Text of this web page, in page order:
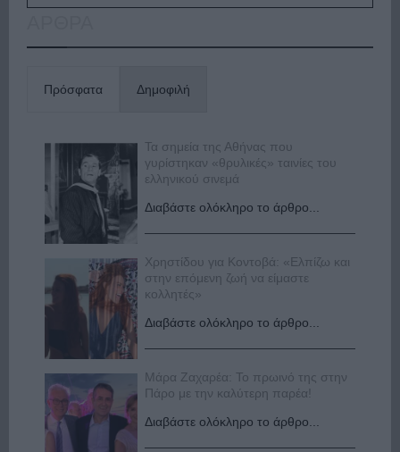
Πρόσφατα Δημοφιλή
Τα σημεία της Αθήνας που
γυρίστηκαν «θρυλικές» ταινίες του
ελληνικού σινεμά
Διαβάστε ολόκληρο το άρθρο...
Χρηστίδου για Κοντοβά: «Ελπίζω και
στην επόμενη ζωή να είμαστε
κολλητές»
Διαβάστε ολόκληρο το άρθρο...
Μάρα Ζαχαρέα: Το πρωινό της στην
Πάρο με την καλύτερη παρέα!
Διαβάστε ολόκληρο το άρθρο...